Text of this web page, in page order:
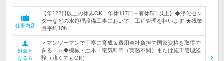
仕事内容
【年122日以上の休みOK！年休117日＋有休5日以上】◆浄化セン
ターなどの水処理設備工事において、工程管理を担います ★残業
月平均10h
対象と
なる方
＜マンツーマンで丁寧に育成＆費用会社負担で国家資格を取得で
きる！＞◆機械・土木・電気科卒（実務不問）または施工管理経
験（浅くてもOK）